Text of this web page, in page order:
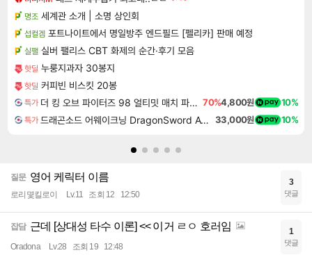
명조 세계관 소개 | 소명 상인회
섭컬겜 포트나이트에서 명일방주 엔드필드 [펠리카] 판매 예정
실팰 실버 팰리스 CBT 화제의 순간·후기 모음
핫딜 누룽지과자 30봉지
핫딜 커피빈 비스킷 20봉
특가 더 킹 오브 파이터즈 98 얼티밋 매치 파이널 에디션 THE KING OF FIGHTERS 98 ULTIMATE MATCH FINAL EDITION 70%4,800원 10%
특가 드래곤소드 어웨이크닝 DragonSword Awakening 33,000원 10%
질문 영어 케릭터 이름
로리몇킬로이 Lv.11 조회 12 12:50
3
댓글
잡담 근데 [상대성 타수 이론] << 이거 ㄹㅇ 호러임
Oradona Lv.28 조회 19 12:48
1
댓글